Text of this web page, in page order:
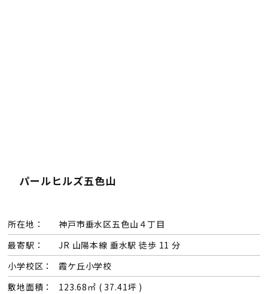
手間ひまかけた家づくり
KATSUMIの標準仕様 和暮-なごみ-
素材とデザイン
耐震性能+制震性能
パールヒルズ五色山
所在地：
神戸市垂水区五色山４丁目
最寄駅：
JR 山陽本線 垂水駅 徒歩 11 分
小学校区：
霞ケ丘小学校
敷地面積：
123.68㎡ ( 37.41坪 )